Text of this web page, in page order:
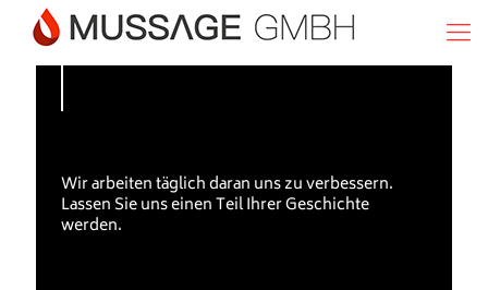
Wir arbeiten täglich daran uns zu verbessern.
Lassen Sie uns einen Teil Ihrer Geschichte
werden.